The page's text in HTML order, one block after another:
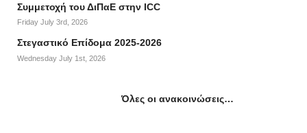
Συμμετοχή του ΔιΠαΕ στην ICC
Friday July 3rd, 2026
Στεγαστικό Επίδομα 2025-2026
Wednesday July 1st, 2026
Όλες οι ανακοινώσεις…